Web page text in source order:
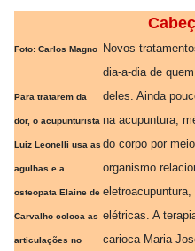
Foto: Carlos Magno
Para tratarem da
dor, o acupunturista
Luiz Leonelli usa as
agulhas e a
osteopata Elaine de
Carvalho coloca as
articulações no
Novos
dia-a-dia de
deles. Ainda
na acupuntura,
do corpo por
organismo
elétricas. A
carioca Maria